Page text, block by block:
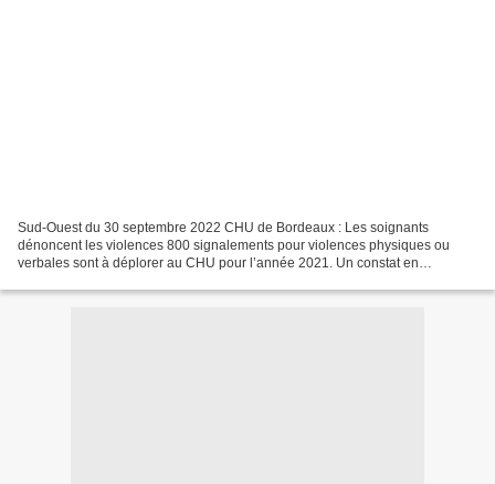
Sud-Ouest du 30 septembre 2022 CHU de Bordeaux : Les soignants
dénoncent les violences 800 signalements pour violences physiques ou
verbales sont à déplorer au CHU pour l’année 2021. Un constat en